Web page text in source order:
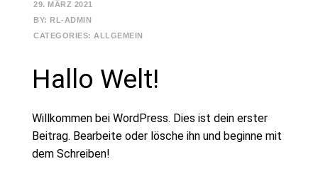
29. MÄRZ 2021
BY: RL-ADMIN
CATEGORIES: ALLGEMEIN
Hallo Welt!
Willkommen bei WordPress. Dies ist dein erster
Beitrag. Bearbeite oder lösche ihn und beginne mit
dem Schreiben!